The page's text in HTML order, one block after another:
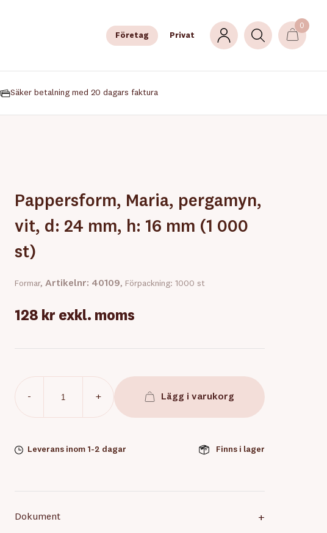
Företag Privat
0
Säker betalning med 20 dagars faktura
Pappersform, Maria, pergamyn,
vit, d: 24 mm, h: 16 mm (1 000
st)
Formar,Artikelnr: 40109, Förpackning: 1000 st
128 kr exkl. moms
- + Lägg i varukorg
Leverans inom 1-2 dagar Finns i lager
Dokument +